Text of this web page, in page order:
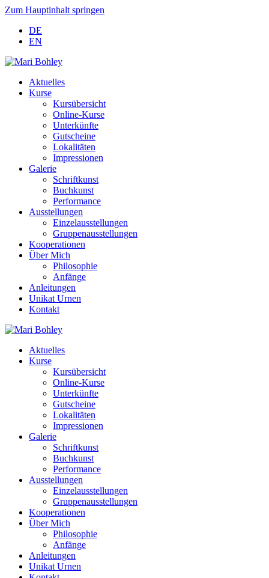
Zum Hauptinhalt springen
DE
EN
Aktuelles
Kurse
Kursübersicht
Online-Kurse
Unterkünfte
Gutscheine
Lokalitäten
Impressionen
Galerie
Schriftkunst
Buchkunst
Performance
Ausstellungen
Einzelausstellungen
Gruppenausstellungen
Kooperationen
Über Mich
Philosophie
Anfänge
Anleitungen
Unikat Urnen
Kontakt
Aktuelles
Kurse
Kursübersicht
Online-Kurse
Unterkünfte
Gutscheine
Lokalitäten
Impressionen
Galerie
Schriftkunst
Buchkunst
Performance
Ausstellungen
Einzelausstellungen
Gruppenausstellungen
Kooperationen
Über Mich
Philosophie
Anfänge
Anleitungen
Unikat Urnen